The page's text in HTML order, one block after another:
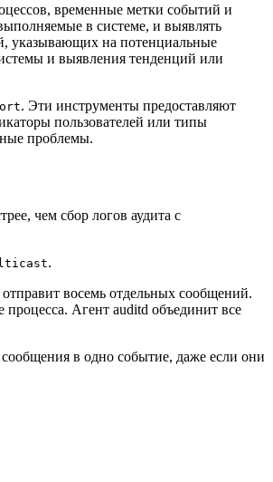
временные метки событий и
в системе, и выявлять
указывающих на потенциальные
и выявления тенденций или
. Эти инструменты предоставляют
пользователей или типы
проблемы.
чем сбор логов аудита с
.
отправит восемь отдельных сообщений.
Агент auditd объединит все
в одно событие, даже если они